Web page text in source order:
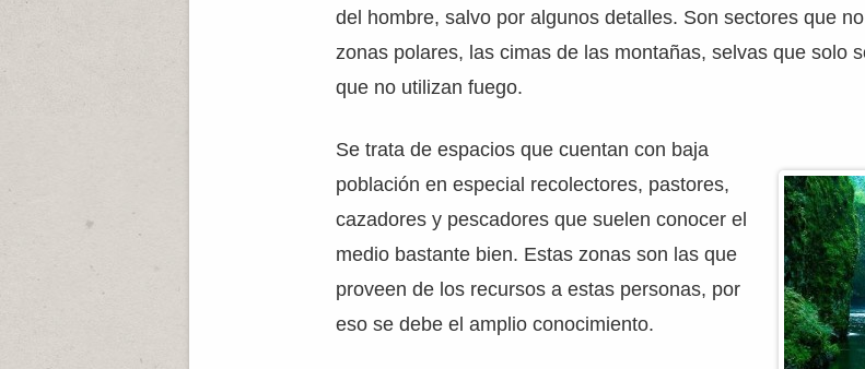
del hombre, salvo por algunos detalles. Son sectores que
zonas polares, las cimas de las montañas, selvas que solo
que no utilizan fuego.
Se trata de espacios que cuentan con baja
población en especial recolectores, pastores,
cazadores y pescadores que suelen conocer el
medio bastante bien. Estas zonas son las que
proveen de los recursos a estas personas, por
eso se debe el amplio conocimiento.